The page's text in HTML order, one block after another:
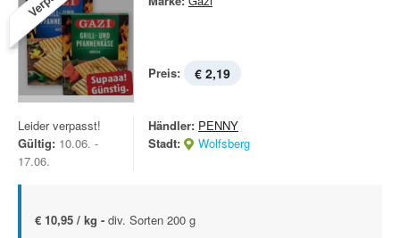
Preis: € 2,19
Leider verpasst!
Gültig: 10.06. -
17.06.
Händler: PENNY
Stadt:
Wolfsberg
€ 10,95 / kg - div. Sorten 200 g